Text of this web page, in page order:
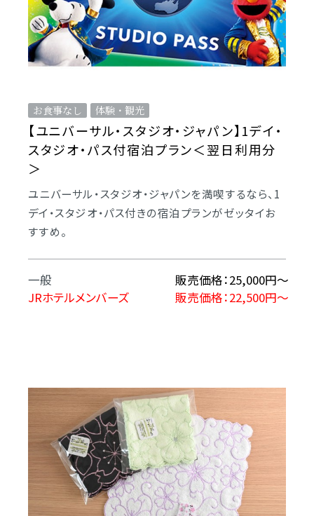
【ユニバーサル・スタジオ・ジャパン】1デイ・
スタジオ・パス付宿泊プラン＜翌日利用分
＞
お食事なし 体験・観光
ユニバーサル・スタジオ・ジャパンを満喫するなら、1
デイ・スタジオ・パス付きの宿泊プランがゼッタイお
すすめ。
一般
販売価格：25,000円～
JRホテルメンバーズ
販売価格：22,500円～